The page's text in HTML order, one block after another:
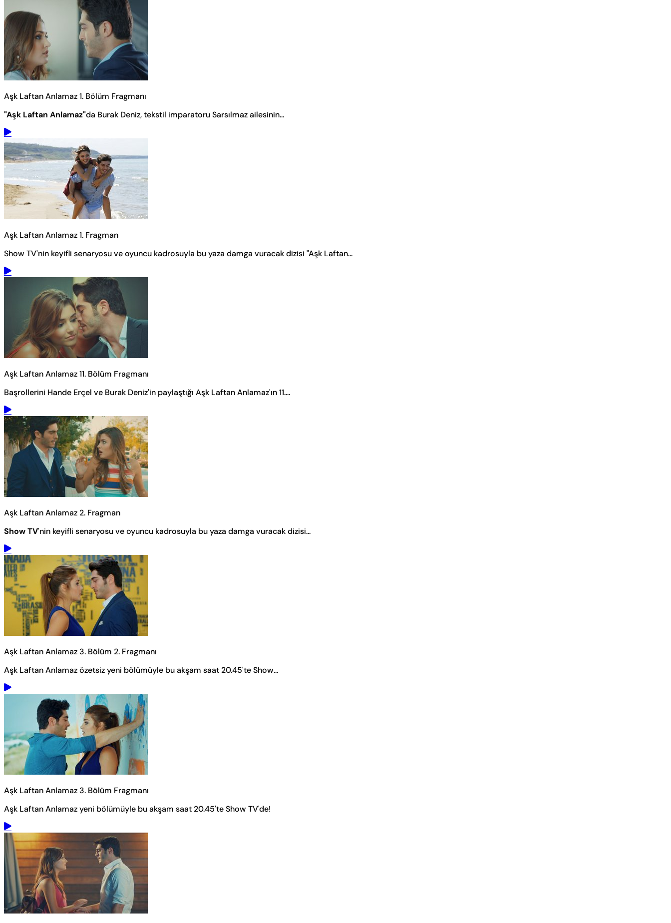
Aşk Laftan Anlamaz 1. Bölüm Fragmanı
"Aşk Laftan Anlamaz"da Burak Deniz, tekstil imparatoru Sarsılmaz ailesinin...
Aşk Laftan Anlamaz 1. Fragman
Show TV'nin keyifli senaryosu ve oyuncu kadrosuyla bu yaza damga vuracak dizisi "Aşk Laftan...
Aşk Laftan Anlamaz 11. Bölüm Fragmanı
Başrollerini Hande Erçel ve Burak Deniz'in paylaştığı Aşk Laftan Anlamaz'ın 11....
Aşk Laftan Anlamaz 2. Fragman
Show TV'nin keyifli senaryosu ve oyuncu kadrosuyla bu yaza damga vuracak dizisi...
Aşk Laftan Anlamaz 3. Bölüm 2. Fragmanı
Aşk Laftan Anlamaz özetsiz yeni bölümüyle bu akşam saat 20.45'te Show...
Aşk Laftan Anlamaz 3. Bölüm Fragmanı
Aşk Laftan Anlamaz yeni bölümüyle bu akşam saat 20.45'te Show TV'de!